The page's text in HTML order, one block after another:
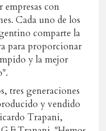
con
Cada uno de los
comparte la
para proporcionar
y la mejor
tres generaciones
y vendido
Trapani,